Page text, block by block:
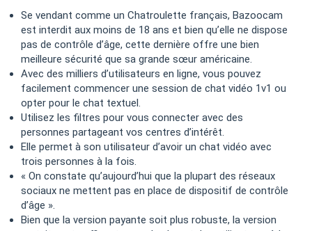
Se vendant comme un Chatroulette français, Bazoocam
est interdit aux moins de 18 ans et bien qu’elle ne dispose
pas de contrôle d’âge, cette dernière offre une bien
meilleure sécurité que sa grande sœur américaine.
Avec des milliers d’utilisateurs en ligne, vous pouvez
facilement commencer une session de chat vidéo 1v1 ou
opter pour le chat textuel.
Utilisez les filtres pour vous connecter avec des
personnes partageant vos centres d’intérêt.
Elle permet à son utilisateur d’avoir un chat vidéo avec
trois personnes à la fois.
« On constate qu’aujourd’hui que la plupart des réseaux
sociaux ne mettent pas en place de dispositif de contrôle
d’âge ».
Bien que la version payante soit plus robuste, la version